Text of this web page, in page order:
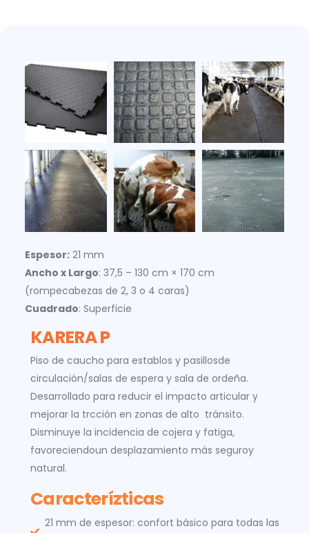
Espesor:21 mm
Ancho x Largo: 37,5 – 130 cm × 170 cm
(rompecabezas de 2, 3 o 4 caras)
Cuadrado: Superficie
KARERA P
Piso de caucho para establos y pasillosde
circulación/salas de espera y sala de ordeña.
Desarrollado para reducir el impacto articular y
mejorar la trcción en zonas de alto tránsito.
Disminuye la incidencia de cojera y fatiga,
favoreciendoun desplazamiento más seguroy
natural.
Caracterízticas
21 mm de espesor: confort básico para todas las